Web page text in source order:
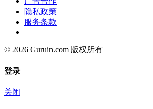
隐私政策
服务条款
© 2026 Guruin.com 版权所有
登录
关闭